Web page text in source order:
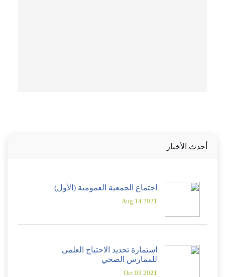
أحدث الأخبار
اجتماع الجمعية العمومية (الأول)
2021 Aug 14
استمارة تحديد الاحتياج العلمي
للممارس الصحي
2021 Oct 03